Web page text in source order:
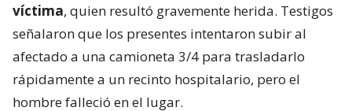
víctima, quien resultó gravemente herida. Testigos
señalaron que los presentes intentaron subir al
afectado a una camioneta 3/4 para trasladarlo
rápidamente a un recinto hospitalario, pero el
hombre falleció en el lugar.